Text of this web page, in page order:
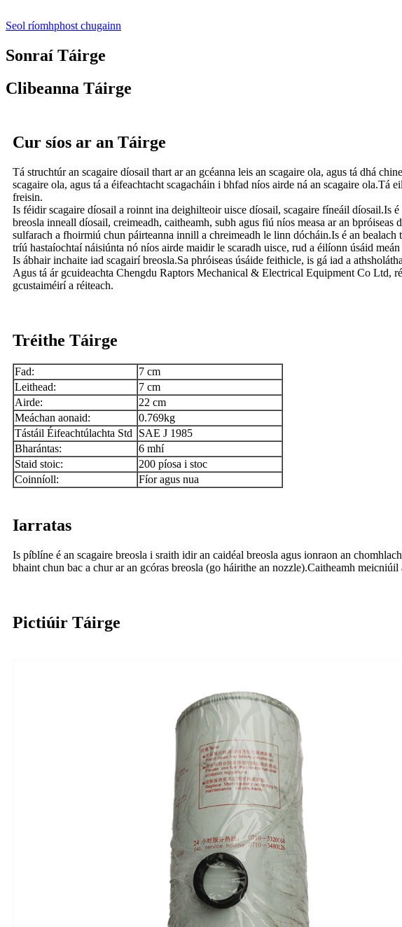
Seol ríomhphost chugainn
Sonraí Táirge
Clibeanna Táirge
Cur síos ar an Táirge
Tá struchtúr an scagaire díosail thart ar an gcéanna leis an scagaire ola, agus tá dhá
scagaire ola, agus tá a éifeachtacht scagacháin i bhfad níos airde ná an scagaire
freisin.
Is féidir scagaire díosail a roinnt ina deighilteoir uisce díosail, scagaire fíneáil díosail.Is
breosla inneall díosail, creimeadh, caitheamh, subh agus fiú níos measa ar an
sulfarach a fhoirmiú chun páirteanna innill a chreimeadh le linn dócháin.Is é an
tríú hastaíochtaí náisiúnta nó níos airde maidir le scaradh uisce, rud a éilíonn úsáid
Is ábhair inchaite iad scagairí breosla.Sa phróiseas úsáide feithicle, is gá iad a
Agus tá ár gcuideachta Chengdu Raptors Mechanical & Electrical Equipment Co Ltd,
gcustaiméirí a réiteach.
Tréithe Táirge
Fad:
7 cm
Leithead:
7 cm
Airde:
22 cm
Meáchan aonaid:
0.769kg
Tástáil Éifeachtúlachta Std SAE J 1985
Bharántas:
6 mhí
Staid stoic:
200 píosa i stoc
Coinníoll:
Fíor agus nua
Iarratas
Is píblíne é an scagaire breosla i sraith idir an caidéal breosla agus ionraon an
bhaint chun bac a chur ar an gcóras breosla (go háirithe an nozzle).Caitheamh
Pictiúir Táirge